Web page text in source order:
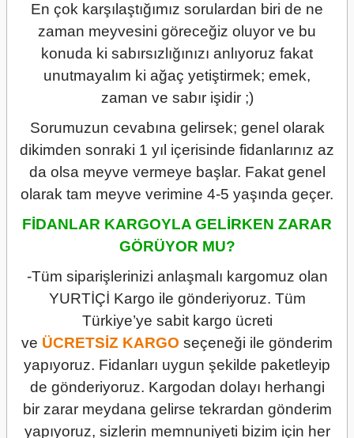
En çok karşılaştığımız sorulardan biri de ne
zaman meyvesini göreceğiz oluyor ve bu
konuda ki sabırsızlığınızı anlıyoruz fakat
unutmayalım ki ağaç yetiştirmek; emek,
zaman ve sabır işidir ;)
Sorumuzun cevabına gelirsek; genel olarak
dikimden sonraki 1 yıl içerisinde fidanlarınız az
da olsa meyve vermeye başlar. Fakat genel
olarak tam meyve verimine 4-5 yaşında geçer.
FİDANLAR KARGOYLA GELİRKEN ZARAR
GÖRÜYOR MU?
-Tüm siparişlerinizi anlaşmalı kargomuz olan
YURTİÇİ Kargo ile gönderiyoruz. Tüm
Türkiye’ye sabit kargo ücreti
ve ÜCRETSİZ KARGO seçeneği ile gönderim
yapıyoruz. Fidanları uygun şekilde paketleyip
de gönderiyoruz. Kargodan dolayı herhangi
bir zarar meydana gelirse tekrardan gönderim
yapıyoruz, sizlerin memnuniyeti bizim için her